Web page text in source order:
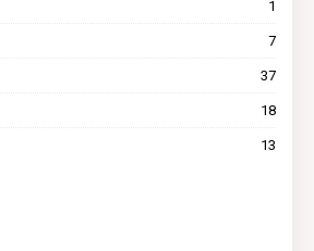
1
7
37
18
13